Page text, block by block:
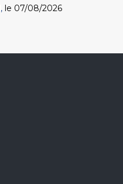
le 07/08/2026